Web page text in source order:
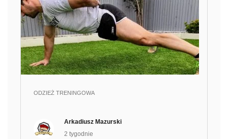
ODZIEŻ TRENINGOWA
Arkadiusz Mazurski
2 tygodnie